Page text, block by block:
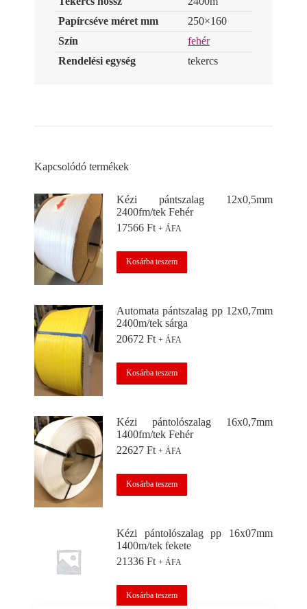
Papírcséve méret mm
250×160
Szín
fehér
Rendelési egység
tekercs
Kapcsolódó termékek
Kézi pántszalag 12x0,5mm
2400fm/tek Fehér
17566 Ft + ÁFA
Kosárba teszem
Automata pántszalag pp 12x0,7mm
2400m/tek sárga
20672 Ft + ÁFA
Kosárba teszem
Kézi pántolószalag 16x0,7mm
1400fm/tek Fehér
22627 Ft + ÁFA
Kosárba teszem
Kézi pántolószalag pp 16x07mm
1400m/tek fekete
21336 Ft + ÁFA
Kosárba teszem